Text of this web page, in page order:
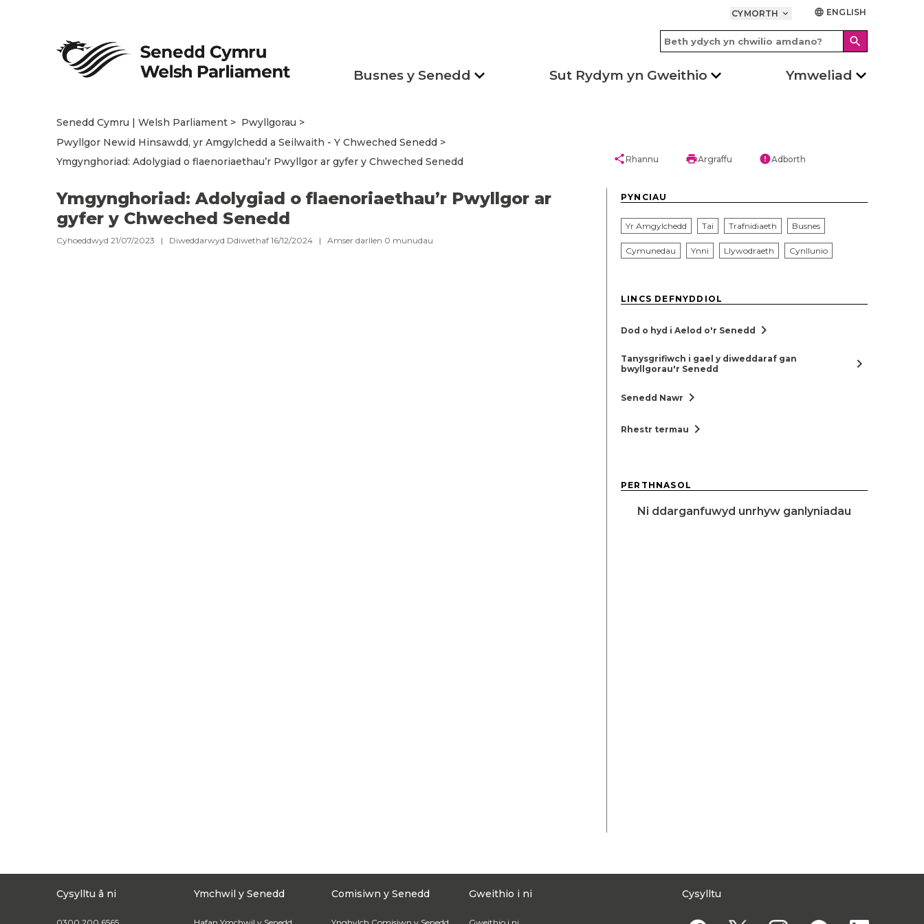
CYMORTH keyboard_arrow_down language ENGLISH
search
Busnes y Senedd Sut Rydym yn Gweithio Ymweliad
Senedd Cymru | Welsh Parliament
Pwyllgorau
Pwyllgor Newid Hinsawdd, yr Amgylchedd a Seilwaith - Y Chweched Senedd
Ymgynghoriad: Adolygiad o flaenoriaethau’r Pwyllgor ar gyfer y Chweched Senedd
shareRhannu printArgraffu errorAdborth
Ymgynghoriad: Adolygiad o flaenoriaethau’r Pwyllgor ar
gyfer y Chweched Senedd
Cyhoeddwyd 21/07/2023 | Diweddarwyd Ddiwethaf 16/12/2024 | Amser darllen 0 munudau
PYNCIAU
Yr Amgylchedd Tai Trafnidiaeth Busnes
Cymunedau Ynni Llywodraeth Cynllunio
LINCS DEFNYDDIOL
Dod o hyd i Aelod o'r Senedd chevron_right
Tanysgrifiwch i gael y diweddaraf gan
bwyllgorau'r Senedd
chevron_right
Senedd Nawr chevron_right
Rhestr termau chevron_right
PERTHNASOL
Ni ddarganfuwyd unrhyw ganlyniadau
Cysylltu â ni Ymchwil y Senedd Comisiwn y Senedd Gweithio i ni Cysylltu